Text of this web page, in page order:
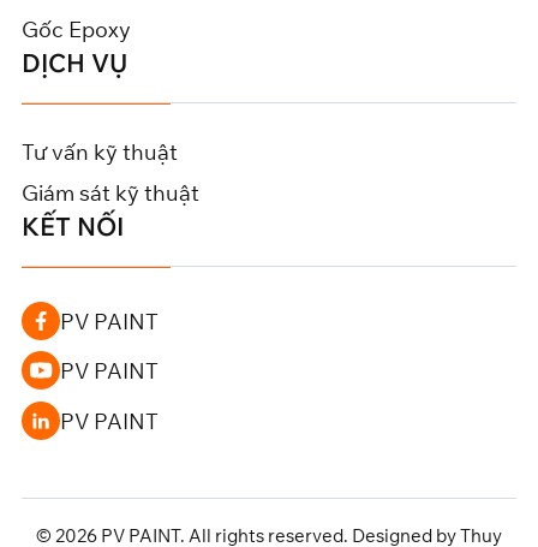
Gốc Epoxy
DỊCH VỤ
Tư vấn kỹ thuật
Giám sát kỹ thuật
KẾT NỐI
PV PAINT
PV PAINT
PV PAINT
© 2026 PV PAINT. All rights reserved. Designed by Thuy